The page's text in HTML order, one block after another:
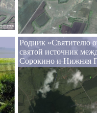
Родник «Святителю
святой источник
Сорокино и Нижняя